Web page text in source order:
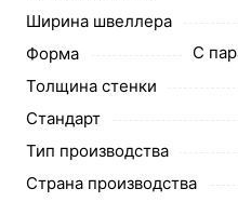
Ширина швеллера
Форма
С
Толщина стенки
Стандарт
Тип производства
Страна производства